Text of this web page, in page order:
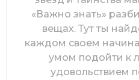
«Важно знать»
вещах. Тут ты
каждом своем
умом подойти к
удовольствием